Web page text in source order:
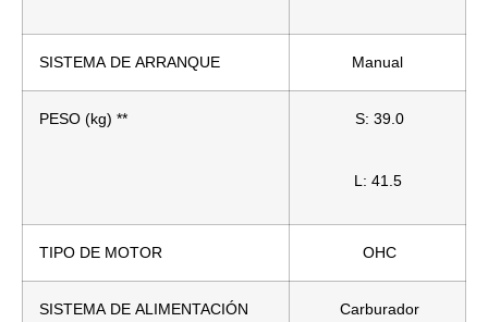
SISTEMA DE ARRANQUE Manual
PESO (kg) ** S: 39.0
L: 41.5
TIPO DE MOTOR OHC
SISTEMA DE ALIMENTACIÓN Carburador